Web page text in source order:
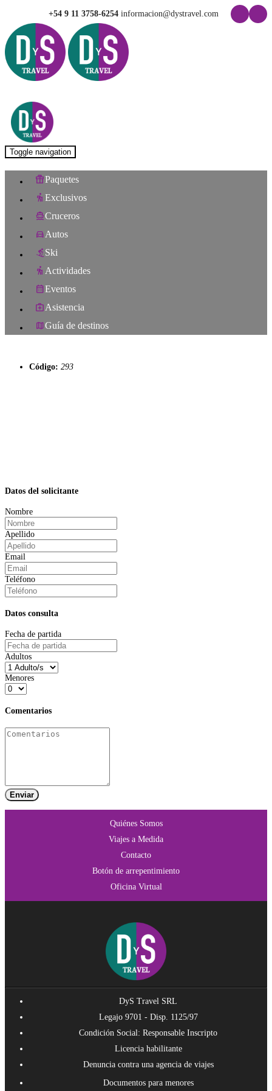
+54 9 11 3758-6254 informacion@dystravel.com
Toggle navigation
Paquetes
Exclusivos
Cruceros
Autos
Ski
Actividades
Eventos
Asistencia
Guía de destinos
Código: 293
Datos del solicitante
Nombre
Apellido
Email
Teléfono
Datos consulta
Fecha de partida
Adultos
Menores
Comentarios
Enviar
Quiénes Somos
Viajes a Medida
Contacto
Botón de arrepentimiento
Oficina Virtual
DyS Travel SRL
Legajo 9701 - Disp. 1125/97
Condición Social: Responsable Inscripto
Licencia habilitante
Denuncia contra una agencia de viajes
Documentos para menores